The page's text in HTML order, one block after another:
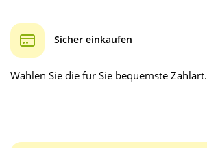
Sicher einkaufen
Wählen Sie die für Sie bequemste Zahlart.